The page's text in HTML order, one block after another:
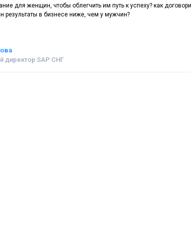
для женщин, чтобы облегчить им путь к успеху? как
результаты в бизнесе ниже, чем у мужчин?
директор SAP СНГ